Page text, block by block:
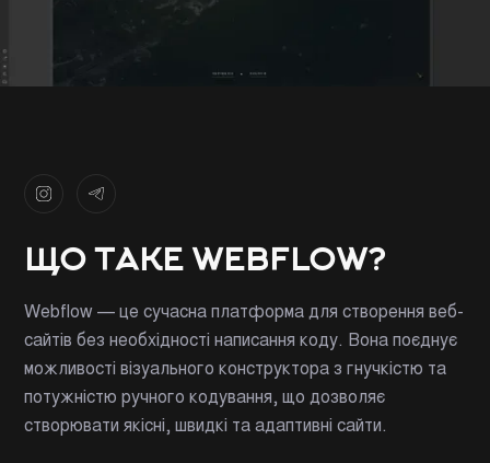
ЩО ТАКЕ WEBFLOW?
Webflow — це сучасна платформа для створення веб-
сайтів без необхідності написання коду. Вона поєднує
можливості візуального конструктора з гнучкістю та
потужністю ручного кодування, що дозволяє
створювати якісні, швидкі та адаптивні сайти.